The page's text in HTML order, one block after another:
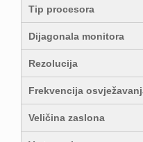
Tip procesora
Dijagonala monitora
Rezolucija
Frekvencija
Veličina zaslona